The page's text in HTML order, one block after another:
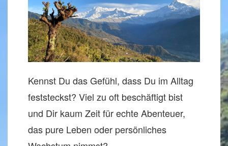
Kennst Du das Gefühl, dass Du im Alltag
feststeckst? Viel zu oft beschäftigt bist
und Dir kaum Zeit für echte Abenteuer,
das pure Leben oder persönliches